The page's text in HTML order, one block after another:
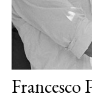
Francesco